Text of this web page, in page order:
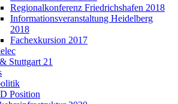
Regionalkonferenz Friedrichshafen 2018
Informationsveranstaltung Heidelberg
2018
Fachexkursion 2017
Stuttgart 21
Position